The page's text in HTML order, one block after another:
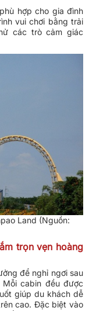
hợp cho gia đình
vui chơi bằng trải
các trò cảm giác
Land (Nguồn:
trọn vẹn hoàng
để nghỉ ngơi sau
cabin đều được
giúp du khách dễ
cao. Đặc biệt vào